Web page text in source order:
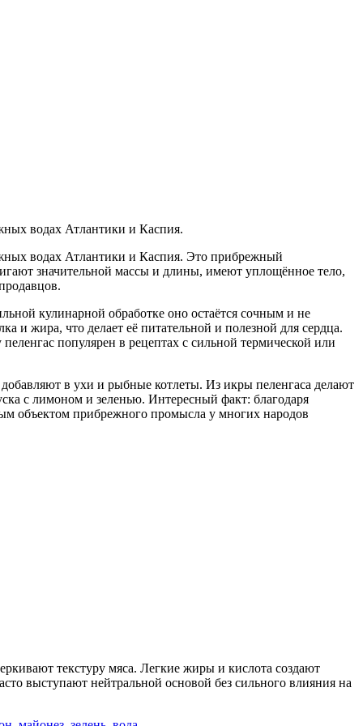
водах Атлантики и Каспия.
водах Атлантики и Каспия. Это прибрежный
значительной массы и длины, имеют уплощённое тело,
кулинарной обработке оно остаётся сочным и не
и жира, что делает её питательной и полезной для сердца.
популярен в рецептах с сильной термической или
добавляют в ухи и рыбные котлеты. Из икры пеленгаса делают
с лимоном и зеленью. Интересный факт: благодаря
объектом прибрежного промысла у многих народов
текстуру мяса. Легкие жиры и кислота создают
выступают нейтральной основой без сильного влияния на